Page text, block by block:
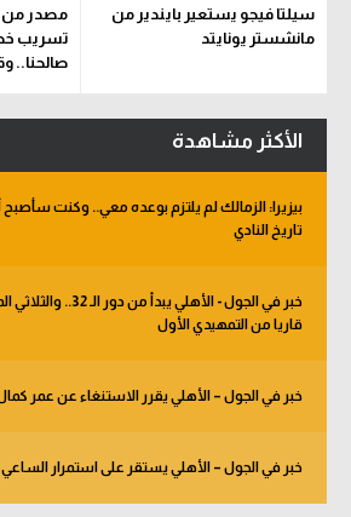
سيلتا فيجو يستعير بايندير من
مانشستر يونايتد
مصدر من
تسريب
صالحنا..
الأكثر مشاهدة
بيزيرا: الزمالك لم يلتزم بوعده معي.. وكنت
تاريخ النادي
خبر في الجول - الأهلي يبدأ
قاريا من التمهيدي الأول
خبر في الجول – الأهلي يقرر الاستنغاء عن عمر
خبر في الجول – الأهلي يستقر على استمرار